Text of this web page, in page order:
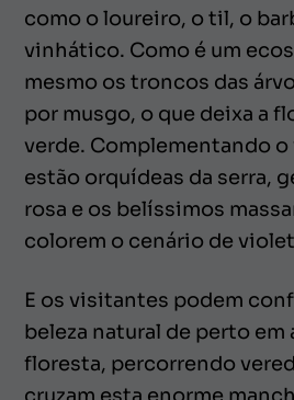
como o loureiro, o til, o
vinhático. Como é um
mesmo os troncos das
por musgo, o que deixa a
verde. Complementando
estão orquídeas da serra,
rosa e os belíssimos
colorem o cenário de
E os visitantes podem
beleza natural de perto
floresta, percorrendo